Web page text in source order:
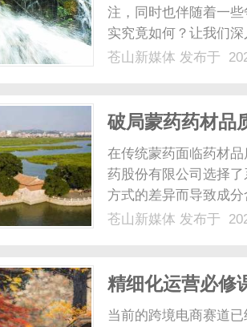
注，同时也伴随着一
实究竟如何？让我们
康科技成立于2010年7
苍山新媒体 发布于
破局蒙药药材品
赋能
在传统蒙药面临药材
药股份有限公司选择
方式的差异而导致成
需要建立从源头到成
苍山新媒体 发布于
精细化运营必修
住新兴市场每一
当前的跨境电商赛道